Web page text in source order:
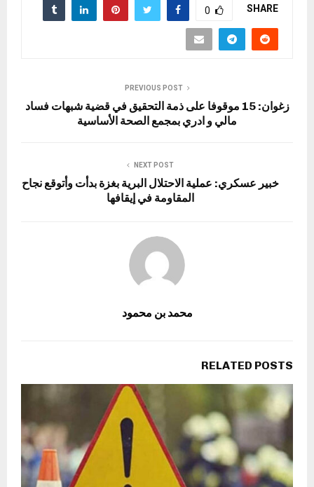
SHARE
0
PREVIOUS POST
زغوان: 15 موقوفا على ذمة التحقيق في قضية شبهات فساد
مالي و ادري بمجمع الصحة الأساسية
NEXT POST
خبير عسكري: عملية الاحتلال البرية بغزة بدأت وأتوقع نجاح
المقاومة في إيقافها
محمد بن محمود
RELATED POSTS